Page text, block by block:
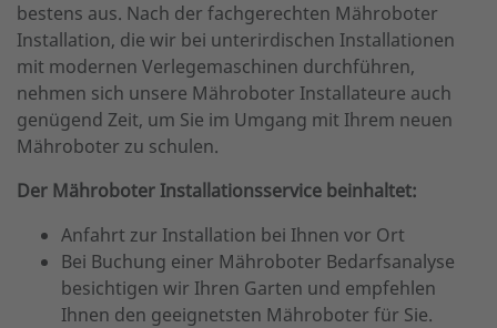
bestens aus. Nach der fachgerechten Mähroboter
Installation, die wir bei unterirdischen Installationen
mit modernen Verlegemaschinen durchführen,
nehmen sich unsere Mähroboter Installateure auch
genügend Zeit, um Sie im Umgang mit Ihrem neuen
Mähroboter zu schulen.
Der Mähroboter Installationsservice beinhaltet:
Anfahrt zur Installation bei Ihnen vor Ort
Bei Buchung einer Mähroboter Bedarfsanalyse
besichtigen wir Ihren Garten und empfehlen
Ihnen den geeignetsten Mähroboter für Sie.